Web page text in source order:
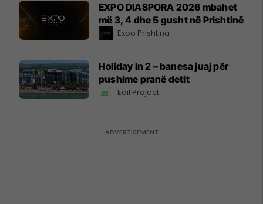
EXPO DIASPORA 2026 mbahet
më 3, 4 dhe 5 gusht në Prishtinë
Expo Prishtina
Holiday In 2 – banesa juaj për
pushime pranë detit
Edil Project